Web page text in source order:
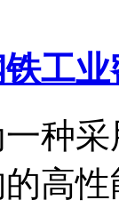
工
种
高